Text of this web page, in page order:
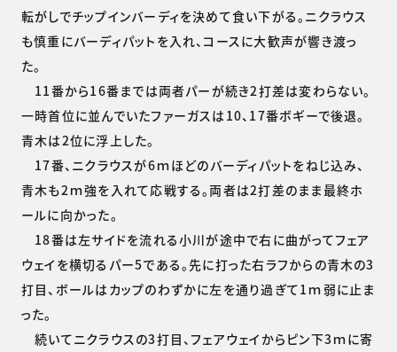
転がしでチップインバーディを決めて食い下がる。ニクラウス
も慎重にバーディパットを入れ、コースに大歓声が響き渡っ
た。
11番から16番までは両者パーが続き2打差は変わらない。
一時首位に並んでいたファーガスは10、17番ボギーで後退。
青木は2位に浮上した。
17番、ニクラウスが6ｍほどのバーディパットをねじ込み、
青木も2ｍ強を入れて応戦する。両者は2打差のまま最終ホ
ールに向かった。
18番は左サイドを流れる小川が途中で右に曲がってフェア
ウェイを横切るパー5である。先に打った右ラフからの青木の3
打目、ボールはカップのわずかに左を通り過ぎて1ｍ弱に止ま
った。
続いてニクラウスの3打目、フェアウェイからピン下3ｍに寄